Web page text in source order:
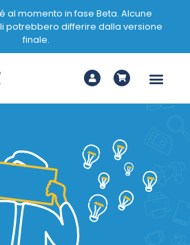
al momento in fase Beta. Alcune
potrebbero differire dalla versione
finale.